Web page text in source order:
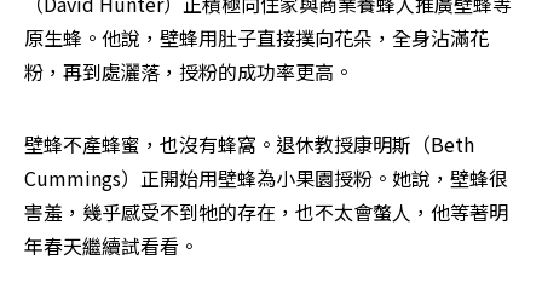
原生蜂。他說，壁蜂用肚子直接撲向花朵，全身沾滿花
粉，再到處灑落，授粉的成功率更高。
壁蜂不產蜂蜜，也沒有蜂窩。退休教授康明斯（Beth
Cummings）正開始用壁蜂為小果園授粉。她說，壁蜂很
害羞，幾乎感受不到牠的存在，也不太會螫人，他等著明
年春天繼續試看看。